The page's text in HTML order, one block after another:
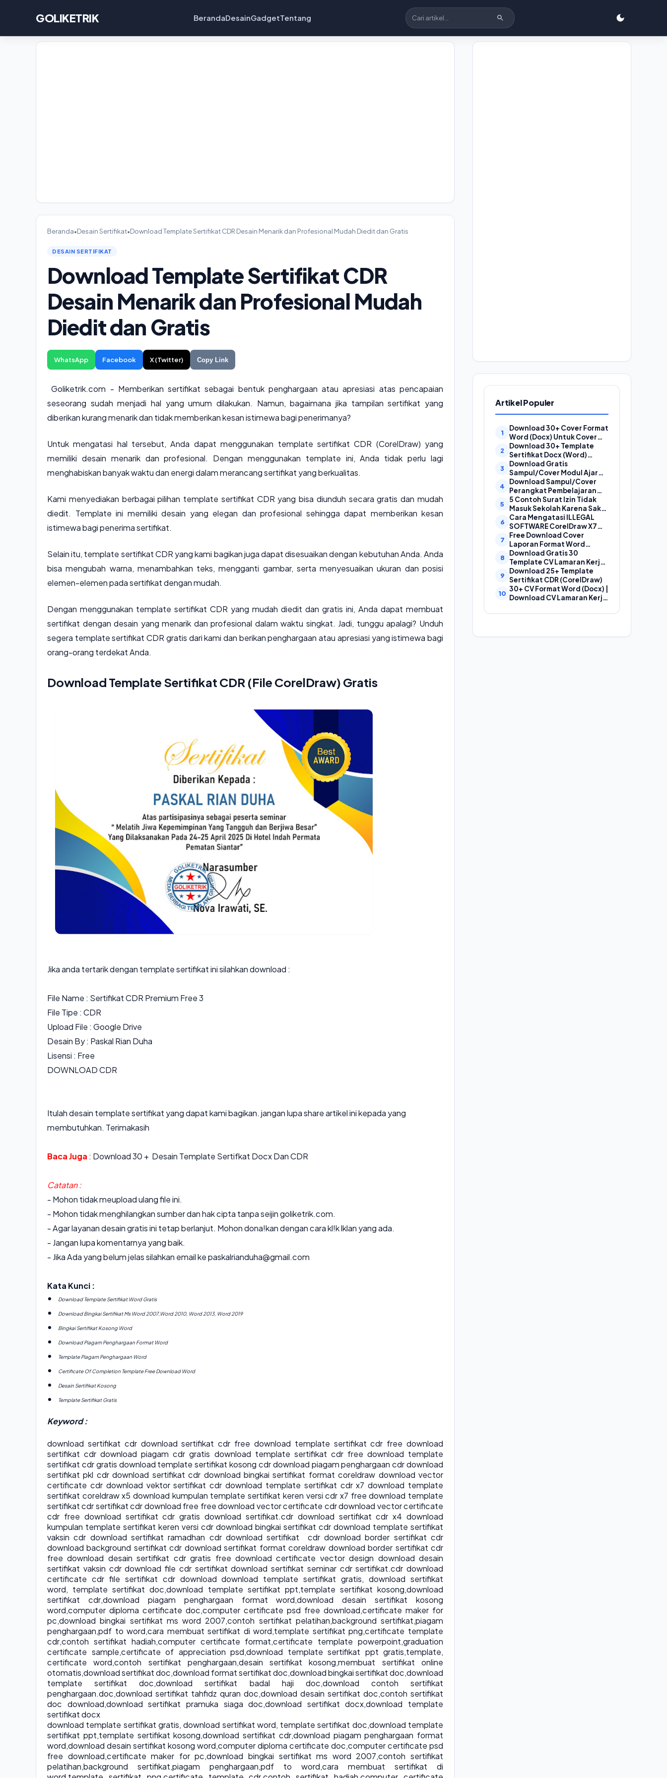
GOLIKETRIK BerandaDesainGadgetTentang
Beranda•Desain Sertifikat•Download Template Sertifikat CDR Desain Menarik dan Profesional Mudah Diedit dan Gratis
DESAIN SERTIFIKAT
Download Template Sertifikat CDR
Desain Menarik dan Profesional Mudah
Diedit dan Gratis
WhatsApp Facebook X (Twitter) Copy Link
Goliketrik.com - Memberikan sertifikat sebagai bentuk penghargaan atau apresiasi atas pencapaian
seseorang sudah menjadi hal yang umum dilakukan. Namun, bagaimana jika tampilan sertifikat yang
diberikan kurang menarik dan tidak memberikan kesan istimewa bagi penerimanya?
Untuk mengatasi hal tersebut, Anda dapat menggunakan template sertifikat CDR (CorelDraw) yang
memiliki desain menarik dan profesional. Dengan menggunakan template ini, Anda tidak perlu lagi
menghabiskan banyak waktu dan energi dalam merancang sertifikat yang berkualitas.
Kami menyediakan berbagai pilihan template sertifikat CDR yang bisa diunduh secara gratis dan mudah
diedit. Template ini memiliki desain yang elegan dan profesional sehingga dapat memberikan kesan
istimewa bagi penerima sertifikat.
Selain itu, template sertifikat CDR yang kami bagikan juga dapat disesuaikan dengan kebutuhan Anda. Anda
bisa mengubah warna, menambahkan teks, mengganti gambar, serta menyesuaikan ukuran dan posisi
elemen-elemen pada sertifikat dengan mudah.
Dengan menggunakan template sertifikat CDR yang mudah diedit dan gratis ini, Anda dapat membuat
sertifikat dengan desain yang menarik dan profesional dalam waktu singkat. Jadi, tunggu apalagi? Unduh
segera template sertifikat CDR gratis dari kami dan berikan penghargaan atau apresiasi yang istimewa bagi
orang-orang terdekat Anda.
Download Template Sertifikat CDR (File CorelDraw) Gratis
Jika anda tertarik dengan template sertifikat ini silahkan download :
File Name : Sertifikat CDR Premium Free 3
File Tipe : CDR
Upload File : Google Drive
Desain By : Paskal Rian Duha
Lisensi : Free
DOWNLOAD CDR
Itulahdesain templatesertifikat yang dapat kami bagikan. jangan lupa share artikel ini kepada yang
membutuhkan. Terimakasih
Baca Juga : Download 30 + Desain Template Sertifkat Docx Dan CDR
Catatan :
- Mohon tidak meupload ulang file ini.
- Mohon tidak menghilangkan sumber dan hak cipta tanpa seijin goliketrik.com.
- Agar layanan desain gratis ini tetap berlanjut. Mohon dona!kan dengan cara kl!k lklan yang ada.
- Jangan lupa komentarnya yang baik.
- Jika Ada yang belum jelas silahkan email ke paskalrianduha@gmail.com
Kata Kunci :
Download Template Sertifikat Word Gratis
Download Bingkai Sertifikat Ms Word 2007,Word 2010, Word 2013, Word 2019
Bingkai Sertifikat Kosong Word
Download Piagam Penghargaan Format Word
Template Piagam Penghargaan Word
Certificate Of Completion Template Free Download Word
Desain Sertifikat Kosong
Template Sertifikat Gratis
Keyword :
download sertifikat cdr download sertifikat cdr free download template sertifikat cdr free download
sertifikat cdr download piagam cdr gratis download template sertifikat cdr free download template
sertifikat cdr gratis download template sertifikat kosong cdr download piagam penghargaan cdr download
sertifikat pkl cdr download sertifikat cdr download bingkai sertifikat format coreldraw download vector
certificate cdr download vektor sertifikat cdr download template sertifikat cdr x7 download template
sertifikat coreldraw x5 download kumpulan template sertifikat keren versi cdr x7 free download template
sertifikat cdr sertifikat cdr download free free download vector certificate cdr download vector certificate
cdr free download sertifikat cdr gratis download sertifikat.cdr download sertifikat cdr x4 download
kumpulan template sertifikat keren versi cdr download bingkai sertifikat cdr download template sertifikat
vaksin cdr download sertifikat ramadhan cdr download sertifikat cdr download border sertifikat cdr
download background sertifikat cdr download sertifikat format coreldraw download border sertifikat cdr
free download desain sertifikat cdr gratis free download certificate vector design download desain
sertifikat vaksin cdr download file cdr sertifikat download sertifikat seminar cdr sertifikat.cdr download
certificate cdr file sertifikat cdr downloaddownload template sertifikat gratis,download sertifikat
word, template sertifikat doc,download template sertifikat ppt,template sertifikat kosong,download
sertifikat cdr,download piagam penghargaan format word,download desain sertifikat kosong
word,computer diploma certificate doc,computer certificate psd free download,certificate maker for
pc,download bingkai sertifikat ms word 2007,contoh sertifikat pelatihan,background sertifikat,piagam
penghargaan,pdf to word,cara membuat sertifikat di word,template sertifikat png,certificate template
cdr,contoh sertifikat hadiah,computer certificate format,certificate template powerpoint,graduation
certificate sample,certificate of appreciation psd,download template sertifikat ppt gratis,template,
certificate word,contoh sertifikat penghargaan,desain sertifikat kosong,membuat sertifikat online
otomatis,download sertifikat doc,download format sertifikat doc,download bingkai sertifikat doc,download
template sertifikat doc,download sertifikat badal haji doc,download contoh sertifikat
penghargaan.doc,download sertifikat tahfidz quran doc,download desain sertifikat doc,contoh sertifikat
doc download,download sertifikat pramuka siaga doc,download sertifikat docx,download template
sertifikat docx
download template sertifikat gratis,download sertifikat word, template sertifikat doc,download template
sertifikat ppt,template sertifikat kosong,download sertifikat cdr,download piagam penghargaan format
word,download desain sertifikat kosong word,computer diploma certificate doc,computer certificate psd
free download,certificate maker for pc,download bingkai sertifikat ms word 2007,contoh sertifikat
pelatihan,background sertifikat,piagam penghargaan,pdf to word,cara membuat sertifikat di
Artikel Populer
Download 30+ Cover Format
Word (Docx) Untuk Cover
Laporan, Cover Proposal,
dan Cover Makalah
Download 30+ Template
Sertifikat Docx (Word)
Gratis Bisa Edit
Download Gratis
Sampul/Cover Modul Ajar
Kurikulum Merdeka
SD,SMP,SMA,SMK Format
Doc (Ms Word)
Download Sampul/Cover
Perangkat Pembelajaran
Kurikulum Merdeka File
Word (Doc) | Contoh Cover
Kurikum Merdeka
5 Contoh Surat Izin Tidak
Masuk Sekolah Karena Sakit
yang Baik dan Benar
Cara Mengatasi ILLEGAL
SOFTWARE CorelDraw X7
Dan X8
Free Download Cover
Laporan Format Word
(Docx) Mudah Diedit, Cocok
Untuk Cover Laporan
Kegiatan, Makalah Dan
Proposal
Download Gratis 30
Template CV Lamaran Kerja
Kreatif (DOC) Bisa EDIT
Download 25+ Template
Sertifikat CDR (CorelDraw)
30+ CV Format Word (Docx) |
Download CV Lamaran Kerja
Bahasa Inggris